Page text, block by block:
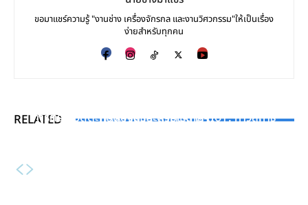
ขอมาแชร์ความรู้ "งานช่าง เครื่องจักรกล และงานวิศวกรรม"ให้เป็นเรื่อง
ง่ายสำหรับทุกคน
RELATED มูลค่าสูงและคาร์บอนต่ำ
การตรวจวัดตะกอนอัจฉริยะด้วยเรดาร์ IIoT: ก้าวสู่การ
Pump [EP.3] : Mechanical Seal อุปกรณ์กันรั่วที่